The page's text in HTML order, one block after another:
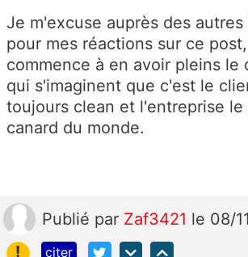
Je m'excuse auprès des
pour mes réactions sur ce
commence à en avoir pleins le
qui s'imaginent que c'est le
toujours clean et l'entreprise
canard du monde.
Publié par Zaf3421 le 08/
!
citer